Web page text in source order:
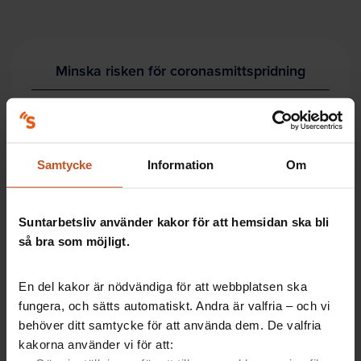
Samtycke Information Om
Suntarbetsliv använder kakor för att hemsidan ska bli
så bra som möjligt.
En del kakor är nödvändiga för att webbplatsen ska
fungera, och sätts automatiskt. Andra är valfria – och vi
behöver ditt samtycke för att använda dem. De valfria
kakorna använder vi för att:
Minska risken för coronasmittspridning
WHO och EU:s smittskyddsmyndighet ECDC har
kommit med nya rekommendationer, som säger att
ventilationen ska vara igång två timmar före och två
Du kan läsa mer om detta påArbetsmiljöverkets
hemsida.
5 tips om ventilation